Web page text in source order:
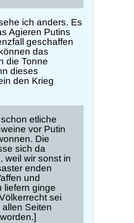
ich anders. Es
Agieren Putins
geschaffen
das
die Tonne
dieses
den Krieg
etliche
vor Putin
Die
sich da
weil wir sonst in
enden
und
liefern ginge
sei
Seiten